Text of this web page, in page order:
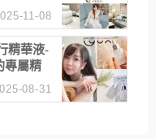
造夢想
11-08
精華液-
專屬精
」維持
08-31